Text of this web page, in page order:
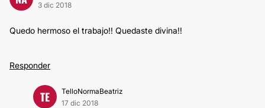
3 dic 2018
Quedo hermoso el trabajo!! Quedaste divina!!
Responder
TE
TelloNormaBeatriz
17 dic 2018